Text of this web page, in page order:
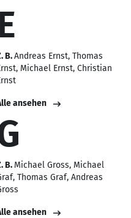
B.Andreas Ernst Thomas
Michael Ernst Christian
ansehen
B. Michael Gross Michael
Thomas Graf Andreas
ansehen